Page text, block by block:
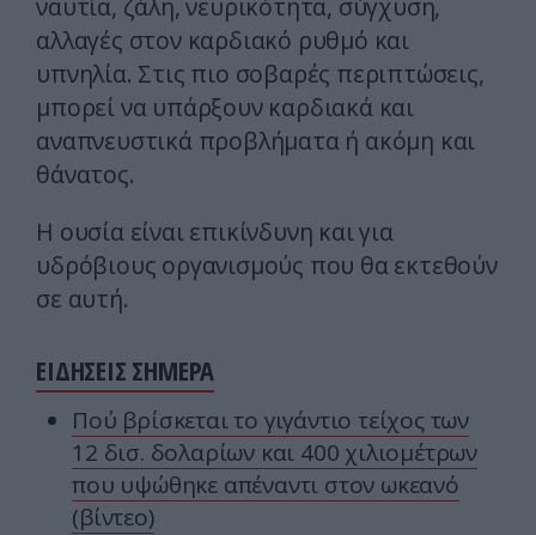
ναυτία, ζάλη, νευρικότητα, σύγχυση,
αλλαγές στον καρδιακό ρυθμό και
υπνηλία. Στις πιο σοβαρές περιπτώσεις,
μπορεί να υπάρξουν καρδιακά και
αναπνευστικά προβλήματα ή ακόμη και
θάνατος.
Η ουσία είναι επικίνδυνη και για
υδρόβιους οργανισμούς που θα εκτεθούν
σε αυτή.
ΕΙΔΗΣΕΙΣ ΣΗΜΕΡΑ
Πού βρίσκεται το γιγάντιο τείχος των
12 δισ. δολαρίων και 400 χιλιομέτρων
που υψώθηκε απέναντι στον ωκεανό
(βίντεο)